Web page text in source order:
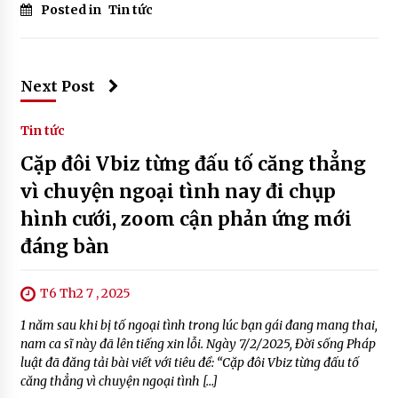
Posted in Tin tức
Next Post
Tin tức
Cặp đôi Vbiz từng đấu tố căng thẳng
vì chuyện ngoại tình nay đi chụp
hình cưới, zoom cận phản ứng mới
đáng bàn
T6 Th2 7 , 2025
1 năm sau khi bị tố ngoại tình trong lúc bạn gái đang mang thai,
nam ca sĩ này đã lên tiếng xin lỗi. Ngày 7/2/2025, Đời sống Pháp
luật đã đăng tải bài viết với tiêu đề: “Cặp đôi Vbiz từng đấu tố
căng thẳng vì chuyện ngoại tình […]